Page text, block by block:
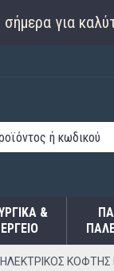
για
&
ΗΛΕΚΤΡΙΚΟΣ ΚΟΦΤΗΣ